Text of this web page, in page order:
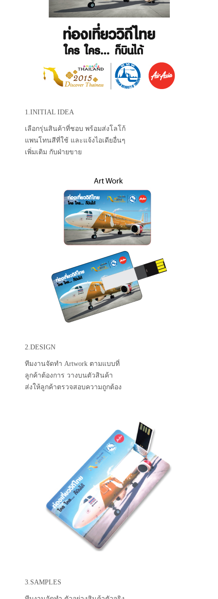
1.INITIAL IDEA
เลือกรุ่นสินค้าที่ชอบ พร้อมส่งโลโก้
แพนโทนสีที่ใช้ และแจ้งไอเดียอื่นๆ
เพิ่มเติม กับฝ่ายขาย
2.DESIGN
ทีมงานจัดทำ Artwork ตามแบบที่
ลูกค้าต้องการ วางบนตัวสินค้า
ส่งให้ลูกค้าตรวจสอบความถูกต้อง
3.SAMPLES